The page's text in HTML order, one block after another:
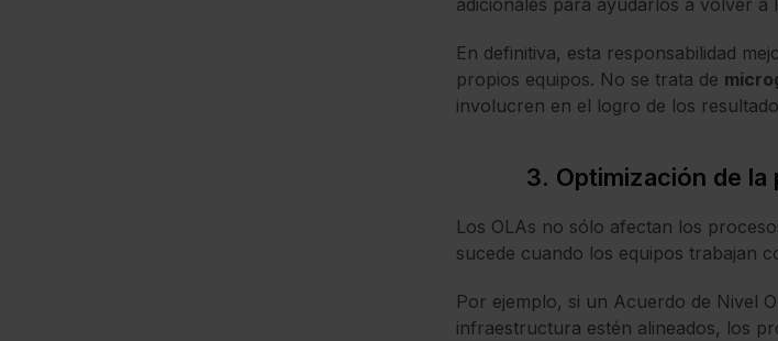
adicionales para ayudarlos a volver a
En definitiva, esta responsabilidad
propios equipos. No se trata de
involucren en el logro de los
3. Optimización de
Los OLAs no sólo afectan los
sucede cuando los equipos trabajan
Por ejemplo, si un Acuerdo de Nivel
infraestructura estén alineados, los